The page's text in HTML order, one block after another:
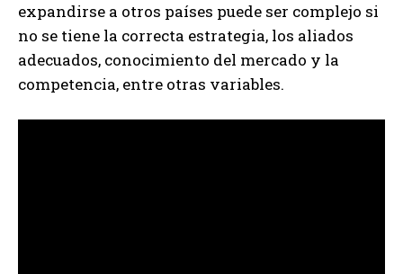
expandirse a otros países puede ser complejo si
no se tiene la correcta estrategia, los aliados
adecuados, conocimiento del mercado y la
competencia, entre otras variables.